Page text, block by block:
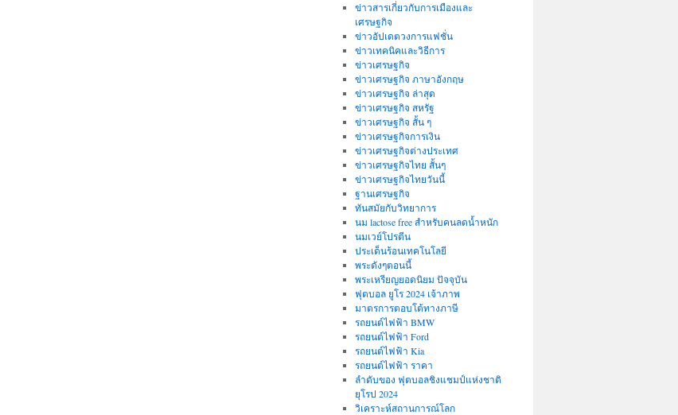
ข่าวสารเกี่ยวกับการเมืองและ
เศรษฐกิจ
ข่าวอัปเดตวงการแฟชั่น
ข่าวเทคนิคและวิธีการ
ข่าวเศรษฐกิจ
ข่าวเศรษฐกิจ ภาษาอังกฤษ
ข่าวเศรษฐกิจ ล่าสุด
ข่าวเศรษฐกิจ สหรัฐ
ข่าวเศรษฐกิจ สั้น ๆ
ข่าวเศรษฐกิจการเงิน
ข่าวเศรษฐกิจต่างประเทศ
ข่าวเศรษฐกิจไทย สั้นๆ
ข่าวเศรษฐกิจไทยวันนี้
ฐานเศรษฐกิจ
ทันสมัยกับวิทยาการ
นม lactose free สำหรับคนลดน้ำหนัก
นมเวย์โปรตีน
ประเด็นร้อนเทคโนโลยี
พระดังๆตอนนี้
พระเหรียญยอดนิยม ปัจจุบัน
ฟุตบอล ยูโร 2024 เจ้าภาพ
มาตรการตอบโต้ทางภาษี
รถยนต์ไฟฟ้า BMW
รถยนต์ไฟฟ้า Ford
รถยนต์ไฟฟ้า Kia
รถยนต์ไฟฟ้า ราคา
ลำดับของ ฟุตบอลชิงแชมป์แห่งชาติ
ยุโรป 2024
วิเคราะห์สถานการณ์โลก